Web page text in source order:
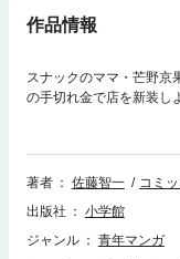
作品情報
スナックのママ・芒野京
の手切れ金で店を新装し
緒にいるところを写真
事業税も払えないと、
新しい男は実はホスト
著者
佐藤智一
コミ
出版社
小学館
ジャンル
青年マンガ